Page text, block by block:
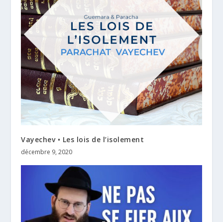
Vayechev • Les lois de l’isolement
décembre 9, 2020